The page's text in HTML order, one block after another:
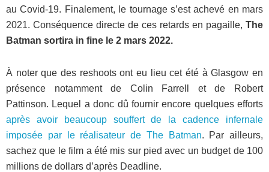
au Covid-19. Finalement, le tournage s’est achevé en mars
2021. Conséquence directe de ces retards en pagaille, The
Batman sortira in fine le 2 mars 2022.
À noter que des reshoots ont eu lieu cet été à Glasgow en
présence notamment de Colin Farrell et de Robert
Pattinson. Lequel a donc dû fournir encore quelques efforts
après avoir beaucoup souffert de la cadence infernale
imposée par le réalisateur de The Batman. Par ailleurs,
sachez que le film a été mis sur pied avec un budget de 100
millions de dollars d’après Deadline.